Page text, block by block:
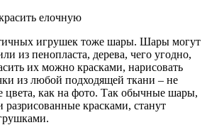
игрушек тоже шары. Шары могут
из пенопласта, дерева, чего угодно,
их можно красками, нарисовать
из любой подходящей ткани – не
цвета, как на фото. Так обычные шары,
красками, станут